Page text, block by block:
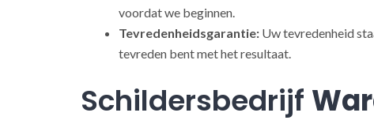
voordat we beginnen.
Tevredenheidsgarantie: Uw tevredenheid
tevreden bent met het resultaat.
Schildersbedrijf